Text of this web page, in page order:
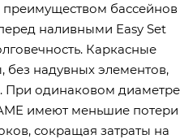
бассейнов
наливными Easy Set
Каркасные
без надувных элементов,
При одинаковом диаметре
имеют меньшие потери
сокращая затраты на